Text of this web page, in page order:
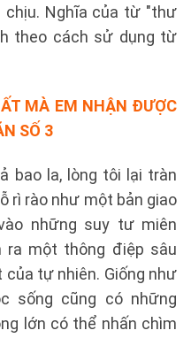
chịu. Nghĩa của từ "thư
theo cách sử dụng từ
MÀ EM NHẬN ĐƯỢC
SỐ 3
bao la, lòng tôi lại tràn
rì rào như một bản giao
những suy tư miên
ra một thông điệp sâu
tự nhiên. Giống như
sống cũng có những
lớn có thể nhấn chìm